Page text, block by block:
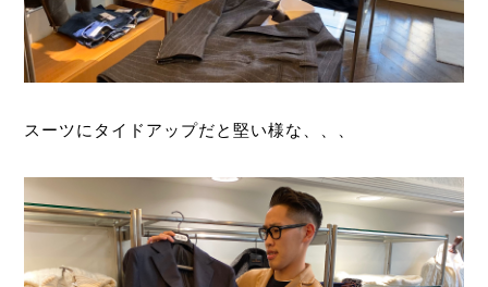
スーツにタイドアップだと堅い様な、、、